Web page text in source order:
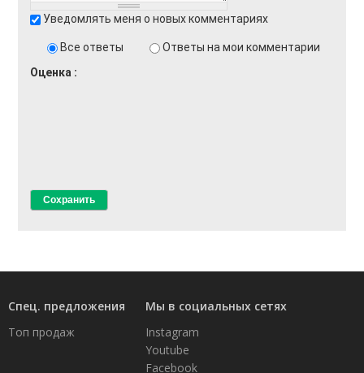
Уведомлять меня о новых комментариях
Все ответы
Ответы на мои комментарии
Оценка
Спец. предложения
Топ продаж
Мы в социальных сетях
Instagram
Youtube
Facebook